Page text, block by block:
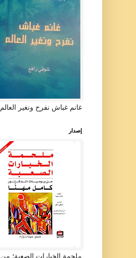
غانم غباش نفرح ونغير العالم
إصدار
ملحمة الخيارات الصعبة؛ من